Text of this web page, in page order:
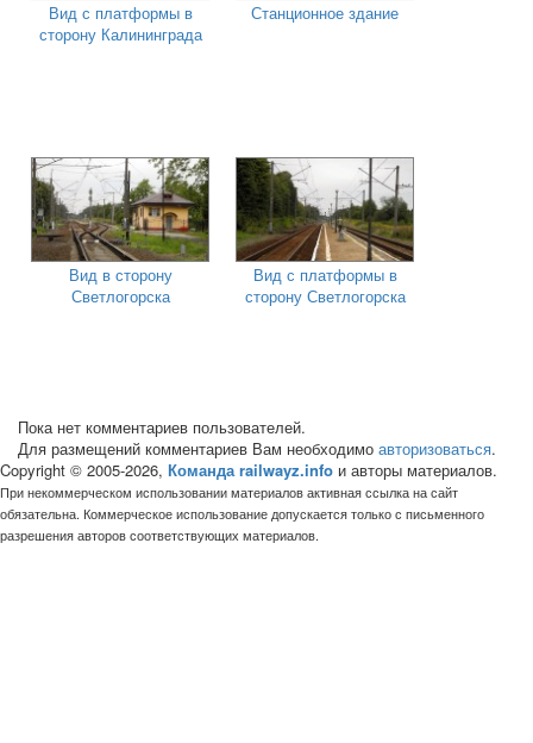
Вид с платформы в
сторону Калининграда
Станционное здание
Вид в сторону
Светлогорска
Вид с платформы в
сторону Светлогорска
Пока нет комментариев пользователей.
Для размещений комментариев Вам необходимо авторизоваться.
Copyright © 2005-2026, Команда railwayz.info и авторы материалов.
При некоммерческом использовании материалов активная ссылка на сайт
обязательна. Коммерческое использование допускается только с письменного
разрешения авторов соответствующих материалов.